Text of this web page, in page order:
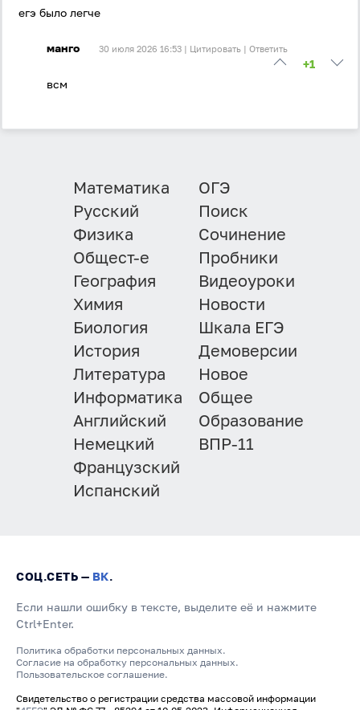
егэ было легче
манго 30 июля 2026 16:53 | Цитировать | Ответить
+1
всм
Математика
Русский
Физика
Общест-е
География
Химия
Биология
История
Литература
Информатика
Английский
Немецкий
Французский
Испанский
ОГЭ
Поиск
Сочинение
Пробники
Видеоуроки
Новости
Шкала ЕГЭ
Демоверсии
Новое
Общее
Образование
ВПР-11
СОЦ.СЕТЬ — ВК.
Если нашли ошибку в тексте, выделите её и нажмите
Ctrl+Enter.
Политика обработки персональных данных.
Согласие на обработку персональных данных.
Пользовательское соглашение.
Свидетельство о регистрации средства массовой информации